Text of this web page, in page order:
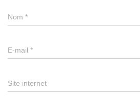
Nom *
E-mail *
Site internet